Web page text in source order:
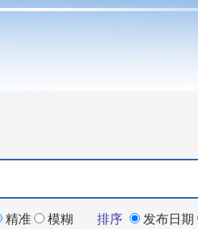
精准 模糊 排序 发布日期